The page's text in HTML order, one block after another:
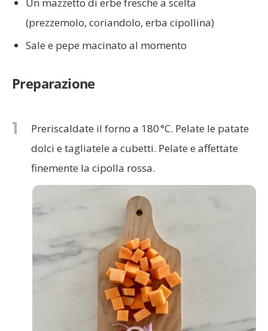
(prezzemolo, coriandolo, erba cipollina)
Sale e pepe macinato al momento
Preparazione
1
Preriscaldate il forno a 180 °C. Pelate le patate
dolci e tagliatele a cubetti. Pelate e affettate
finemente la cipolla rossa.